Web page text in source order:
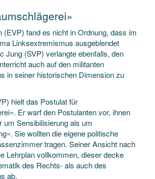
(EVP) fand es nicht in Ordnung, dass im
Linksextremismus ausgeblendet
Jung (SVP) verlangte ebenfalls, den
auch auf den militanten
in seiner historischen Dimension zu
hielt das Postulat für
Er warf den Postulanten vor, ihnen
um Sensibilisierung als um
Sie wollten die eigene politische
tragen. Seiner Ansicht nach
Lehrplan vollkommen, dieser decke
des Rechts- als auch des
ab.